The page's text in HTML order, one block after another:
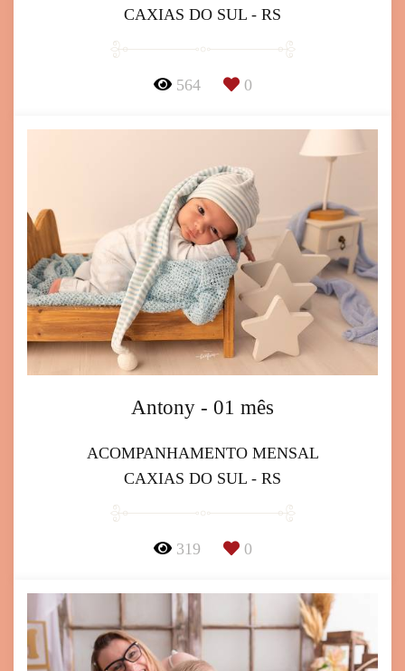
CAXIAS DO SUL - RS
564 0
Antony - 01 mês
ACOMPANHAMENTO MENSAL
CAXIAS DO SUL - RS
319 0